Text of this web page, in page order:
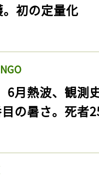
初の定量化
6月熱波、観
の暑さ。死者